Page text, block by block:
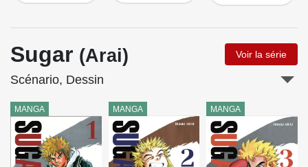
Sugar (Arai) Voir la série
Scénario, Dessin
MANGA MANGA MANGA